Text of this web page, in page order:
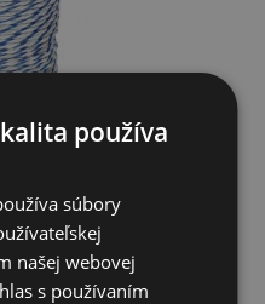
6 mm, modro-biele
používa
súbory
našej webovej
s používaním